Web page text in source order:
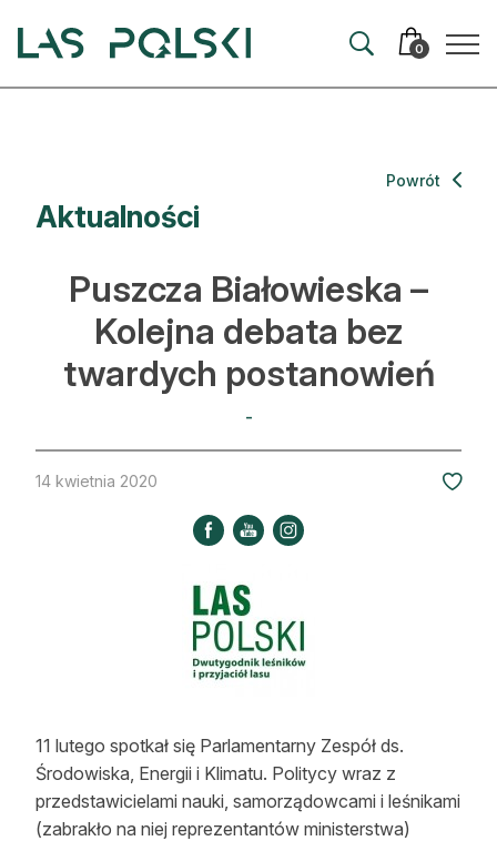
0
Artykuły
Hodowla lasu
Ochrona lasu
Nowe technologie
Kultura i historia
Strefa eksperta
Leśnik na zakupach
Edukacja
Lasy prywatne
Aktualności
Powrót
Puszcza Białowieska –
Kolejna debata bez
twardych postanowień
-
14 kwietnia 2020
11 lutego spotkał się Parlamentarny Zespół ds.
Środowiska, Energii i Klimatu. Politycy wraz z
przedstawicielami nauki, samorządowcami i leśnikami
(zabrakło na niej reprezentantów ministerstwa)